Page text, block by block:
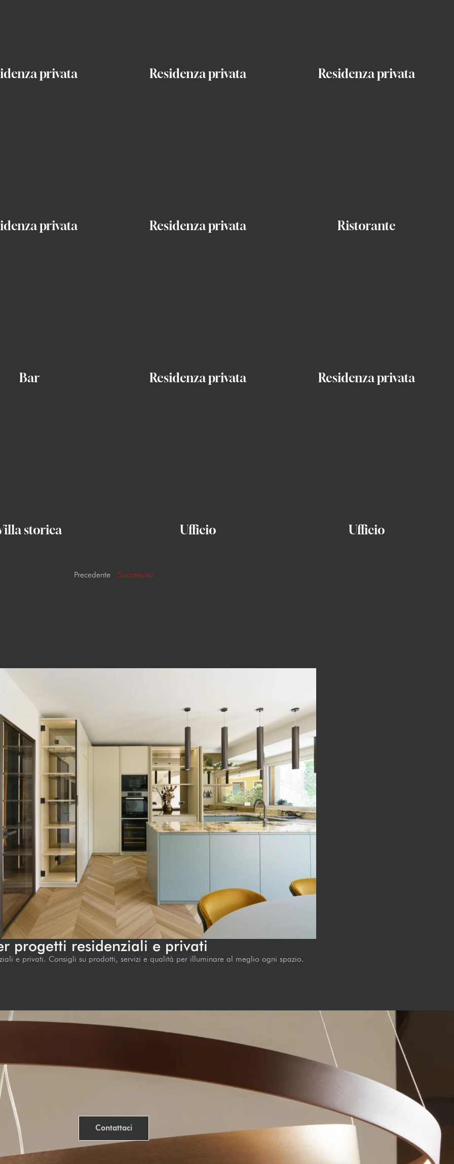
privata Residenza privata Residenza privata
privata Residenza privata Ristorante
Bar Residenza privata Residenza privata
storica Ufficio Ufficio
Precedente Successivo
progetti residenziali e privati
e privati. Consigli su prodotti, servizi e qualità per illuminare al meglio ogni spazio.
Contattaci